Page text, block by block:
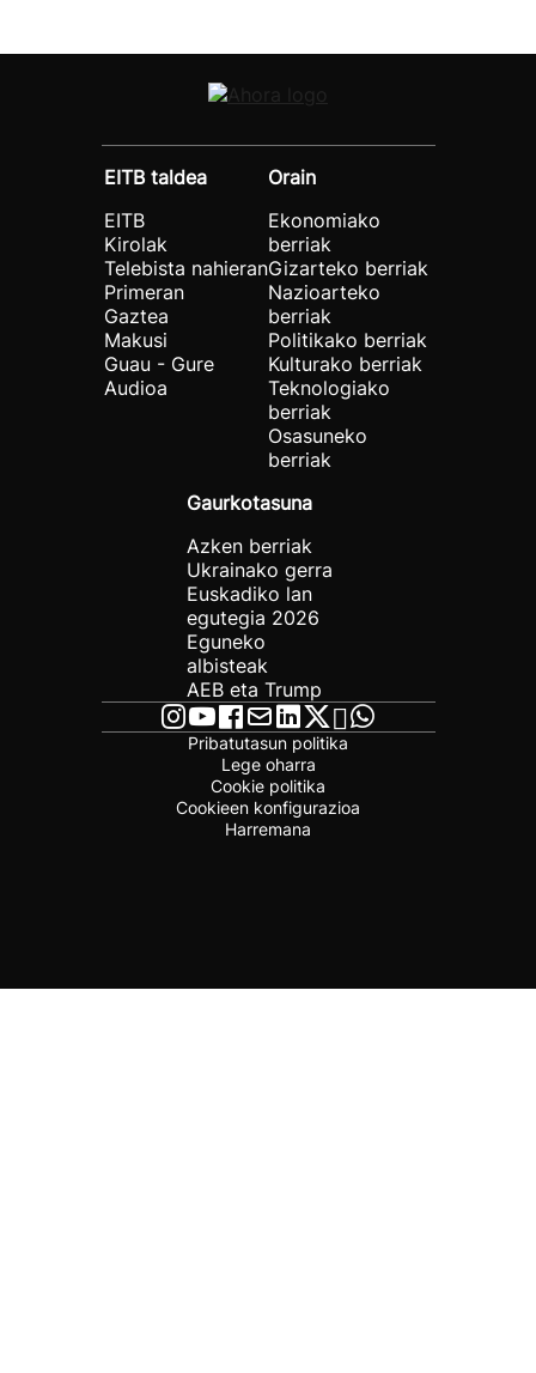
EITB taldea
EITB
Kirolak
Telebista nahieran
Primeran
Gaztea
Makusi
Guau - Gure
Audioa
Orain
Ekonomiako
berriak
Gizarteko berriak
Nazioarteko
berriak
Politikako berriak
Kulturako berriak
Teknologiako
berriak
Osasuneko
berriak
Gaurkotasuna
Azken berriak
Ukrainako gerra
Euskadiko lan
egutegia 2026
Eguneko
albisteak
AEB eta Trump
Pribatutasun politika
Lege oharra
Cookie politika
Cookieen konfigurazioa
Harremana